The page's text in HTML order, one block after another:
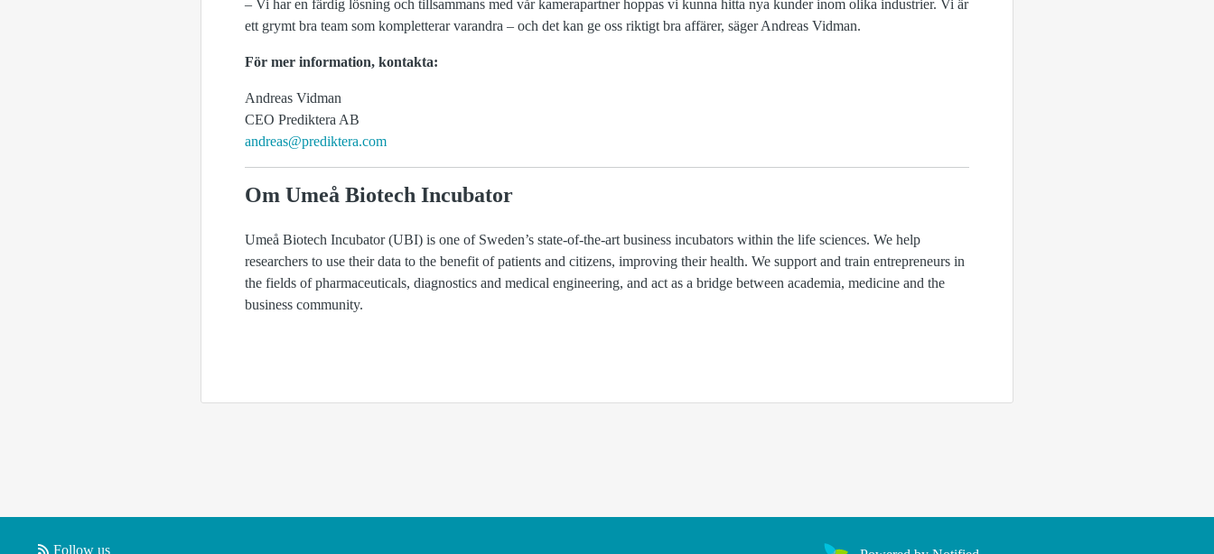
– Vi har en färdig lösning och tillsammans med vår kamerapartner hoppas vi kunna hitta nya kunder inom olika industrier. Vi är
ett grymt bra team som kompletterar varandra – och det kan ge oss riktigt bra affärer, säger Andreas Vidman.
För mer information, kontakta:
Andreas Vidman
CEO Prediktera AB
andreas@prediktera.com
Om Umeå Biotech Incubator
Umeå Biotech Incubator (UBI) is one of Sweden’s state-of-the-art business incubators within the life sciences. We help
researchers to use their data to the benefit of patients and citizens, improving their health. We support and train entrepreneurs in
the fields of pharmaceuticals, diagnostics and medical engineering, and act as a bridge between academia, medicine and the
business community.
Follow us